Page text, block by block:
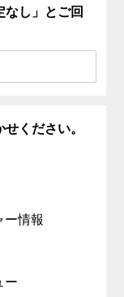
なし」とご回
ください。
ー情報
ー